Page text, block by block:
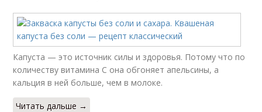
Капуста с овощами Капуста с морковью
Капусты с уксусом
Капуста — это источник силы и здоровья. Потому что по
количеству витамина С она обгоняет апельсины, а
кальция в ней больше, чем в молоке.
Читать дальше →